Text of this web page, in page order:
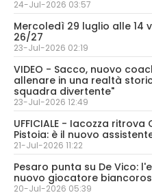
24-Jul-2026 03:57
Mercoledì 29 luglio alle 14
26/27
23-Jul-2026 02:19
VIDEO - Sacco, nuovo
allenare in una realtà
squadra divertente"
23-Jul-2026 12:49
UFFICIALE - Iacozza
Pistoia: è il nuovo
21-Jul-2026 11:22
Pesaro punta su De Vico:
nuovo giocatore
20-Jul-2026 05:39